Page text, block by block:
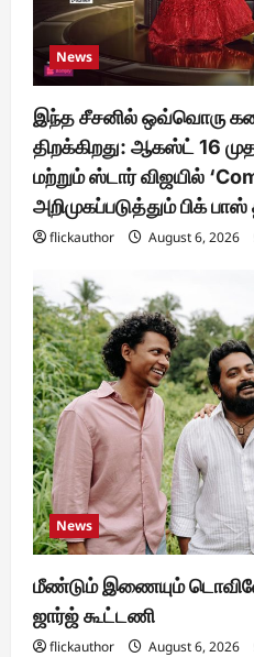
News
இந்த சீசனில் ஒவ்வொரு
திறக்கிறது: ஆகஸ்ட் 16
மற்றும் ஸ்டார் விஜயில்
அறிமுகப்படுத்தும் பிக்
flickauthor August 6, 2026
News
மீண்டும் இணையும்
ஜார்ஜ் கூட்டணி
flickauthor August 6, 2026